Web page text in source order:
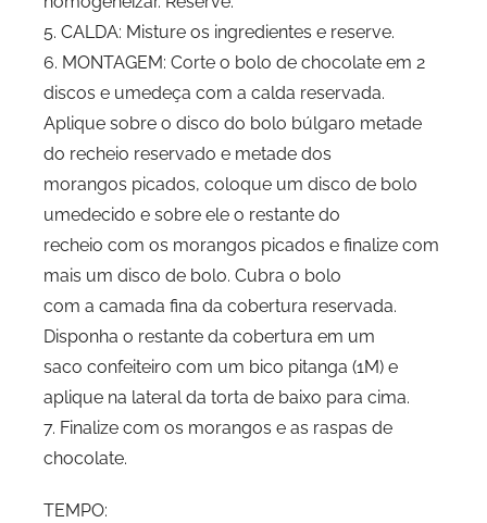
5. CALDA: Misture os ingredientes e reserve.
6. MONTAGEM: Corte o bolo de chocolate em 2
discos e umedeça com a calda reservada.
Aplique sobre o disco do bolo búlgaro metade
do recheio reservado e metade dos
morangos picados, coloque um disco de bolo
umedecido e sobre ele o restante do
recheio com os morangos picados e finalize com
mais um disco de bolo. Cubra o bolo
com a camada fina da cobertura reservada.
Disponha o restante da cobertura em um
saco confeiteiro com um bico pitanga (1M) e
aplique na lateral da torta de baixo para cima.
7. Finalize com os morangos e as raspas de
chocolate.
TEMPO: